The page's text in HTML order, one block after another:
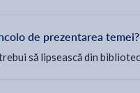
de prezentarea temei?
să lipsească din